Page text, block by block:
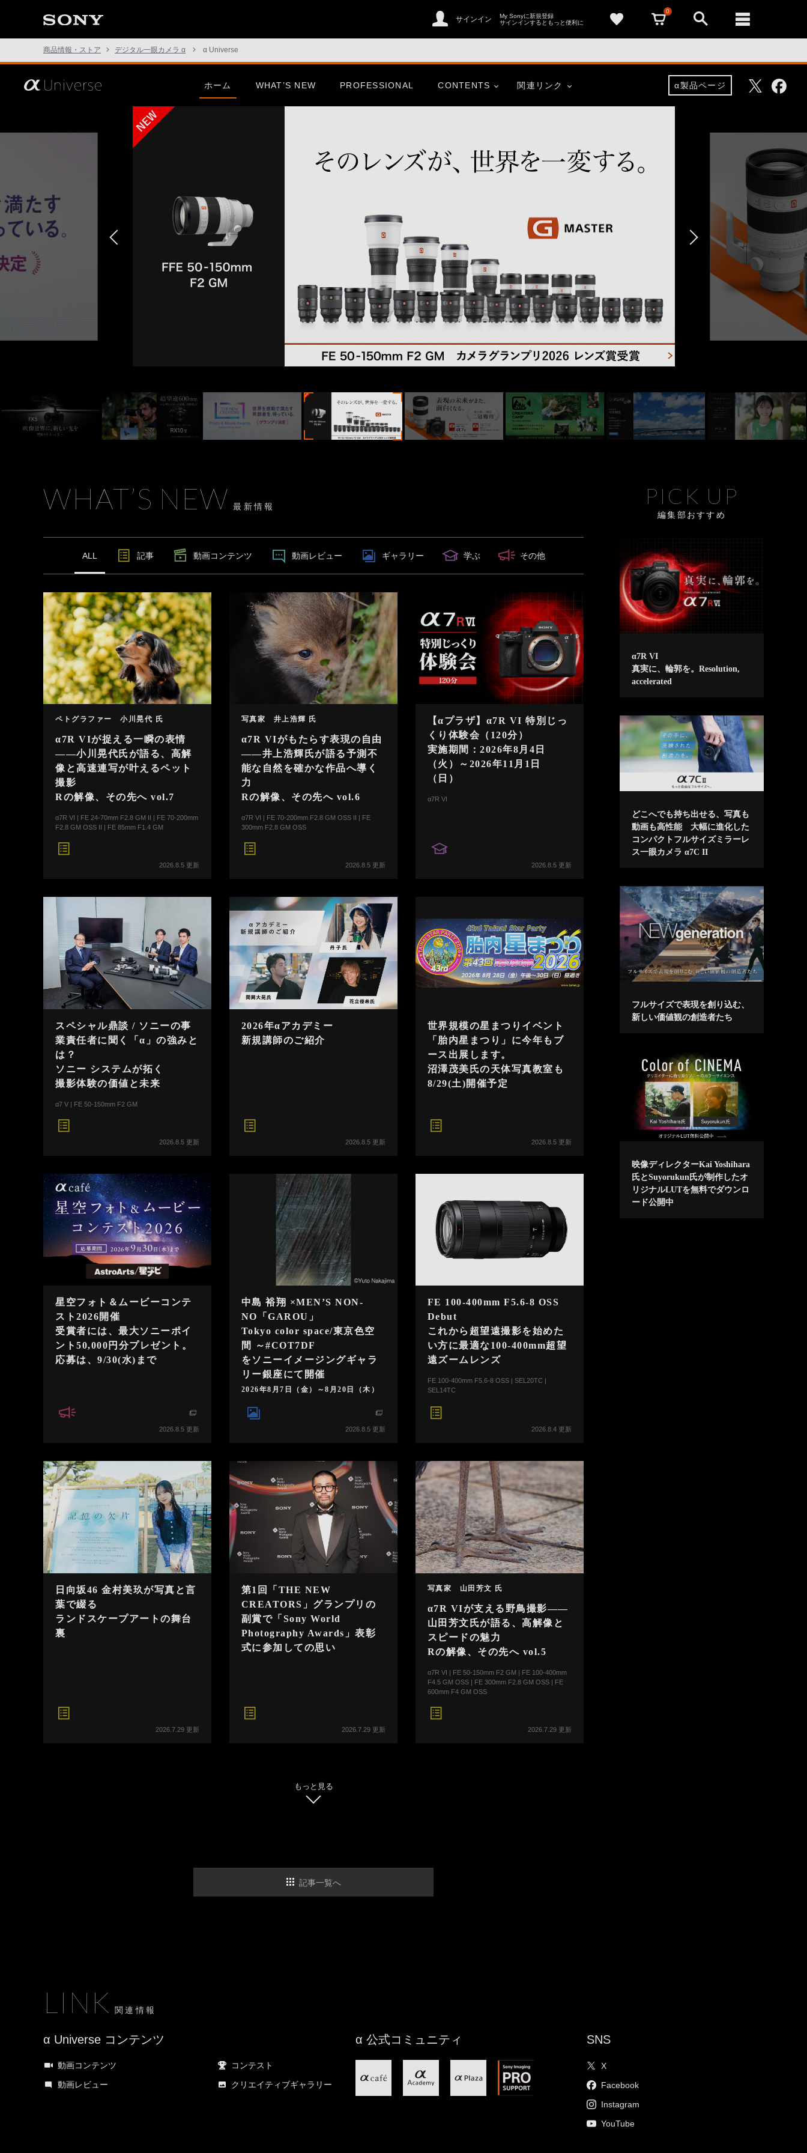
サインイン
My Sonyに新規登録
サインインするともっと便利に
0
商品情報・ストア デジタル一眼カメラ α α Universe
さ
あ、
と
α
Universe
ホーム WHAT’S NEW PROFESSIONAL CONTENTS 関連リンク
この挑戦は、次の表現のため
CinemaLine
RX1R III α6700 VLOGCAM NEW generation
α製品ページ Twitter
世
へ。
α
α1 II
α7R VI α7C Series
心にふれた一瞬、この想いを
そのまま、未来へ。
NEW generation
WHAT’S NEW 最新情報
ALL 記事 動画コンテンツ 動画レビュー ギャラリー 学ぶ その他
ペトグラファー 小川晃代 氏
α7R VIが捉える一瞬の表情
――小川晃代氏が語る、高解
像と高速連写が叶えるペット
撮影
Rの解像、その先へ vol.7
α7R VI | FE 24-70mm F2.8 GM II | FE 70-200mm
F2.8 GM OSS II | FE 85mm F1.4 GM
2026.8.5 更新
写真家 井上浩輝 氏
α7R VIがもたらす表現の自由
――井上浩輝氏が語る予測不
能な自然を確かな作品へ導く
力
Rの解像、その先へ vol.6
α7R VI | FE 70-200mm F2.8 GM OSS II | FE
300mm F2.8 GM OSS
2026.8.5 更新
【αプラザ】α7R VI 特別じっ
くり体験会（120分）
実施期間：2026年8月4日
（火）～2026年11月1日
（日）
α7R VI
2026.8.5 更新
スペシャル鼎談 / ソニーの事
業責任者に聞く「α」の強みと
は？
ソニー システムが拓く
撮影体験の価値と未来
α7 V | FE 50-150mm F2 GM
2026.8.5 更新
2026年αアカデミー
新規講師のご紹介
2026.8.5 更新
世界規模の星まつりイベント
「胎内星まつり」に今年もブ
ース出展します。
沼澤茂美氏の天体写真教室も
8/29(土)開催予定
2026.8.5 更新
星空フォト＆ムービーコンテ
スト2026開催
受賞者には、最大ソニーポイ
ント50,000円分プレゼント。
応募は、9/30(水)まで
2026.8.5 更新
中島 裕翔 ×MEN’S NON-
NO「GAROU」
Tokyo color space/東京色空
間 ～#COT7DF
をソニーイメージングギャラ
リー銀座にて開催
2026年8月7日（金）～8月20日（木）
2026.8.5 更新
FE 100-400mm F5.6-8 OSS
Debut
これから超望遠撮影を始めた
い方に最適な100-400mm超望
遠ズームレンズ
FE 100-400mm F5.6-8 OSS | SEL20TC |
SEL14TC
2026.8.4 更新
日向坂46 金村美玖が写真と言
葉で綴る
ランドスケープアートの舞台
裏
2026.7.29 更新
第1回「THE NEW
CREATORS」グランプリの
副賞で「Sony World
Photography Awards」表彰
式に参加しての思い
2026.7.29 更新
写真家 山田芳文 氏
α7R VIが支える野鳥撮影――
山田芳文氏が語る、高解像と
スピードの魅力
Rの解像、その先へ vol.5
α7R VI | FE 50-150mm F2 GM | FE 100-400mm
F4.5 GM OSS | FE 300mm F2.8 GM OSS | FE
600mm F4 GM OSS
2026.7.29 更新
もっと見る
記事一覧へ
PICK UP
編集部おすすめ
α7R VI
真実に、輪郭を。Resolution,
accelerated
どこへでも持ち出せる、写真も
動画も高性能 大幅に進化した
コンパクトフルサイズミラーレ
ス一眼カメラ α7C II
フルサイズで表現を創り込む、
新しい価値観の創造者たち
映像ディレクターKai Yoshihara
氏とSuyorukun氏が制作したオ
リジナルLUTを無料でダウンロ
ード公開中
LINK 関連情報
α Universe コンテンツ
動画コンテンツ
コンテスト
動画レビュー
クリエイティブギャラリー
α 公式コミュニティ SNS
X
Facebook
Instagram
YouTube